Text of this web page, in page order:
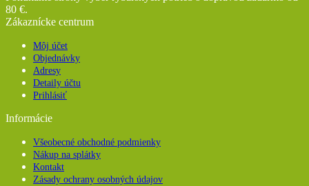
80 €.
Zákaznícke centrum
Môj účet
Objednávky
Adresy
Detaily účtu
Prihlásiť
Informácie
Všeobecné obchodné podmienky
Nákup na splátky
Kontakt
Zásady ochrany osobných údajov